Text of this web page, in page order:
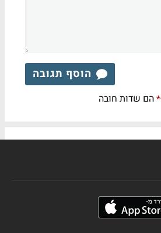
הוסף תגובה
*הם שדות חובה